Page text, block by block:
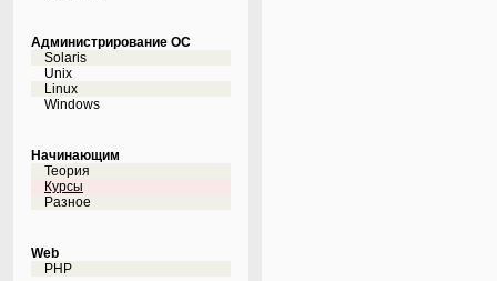
Администрирование ОС
Solaris
Unix
Linux
Windows
Начинающим
Теория
Курсы
Разное
Web
PHP